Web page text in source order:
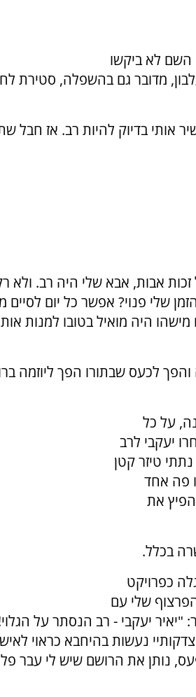
השם לא ביקשו
מדובר גם בהשפלה, סטירת לחי
אותי בדיוק להיות רב. אז חבל
אבות, אבא שלי היה רב. ולא
שלי פנוי? אפשר כל יום לסיים
היה מואיל בטובו למנות
לכעס שבתורו הפך ליוזמה
על כל
יעקבי לרב
טיזר קטן
פה אחד
את
בכלל.
כפרויקט
שלי עם
"יאיר יעקבי - רב הנסתר על
נעשות בהיחבא כראוי
נותן את הרושם שיש לי עבר